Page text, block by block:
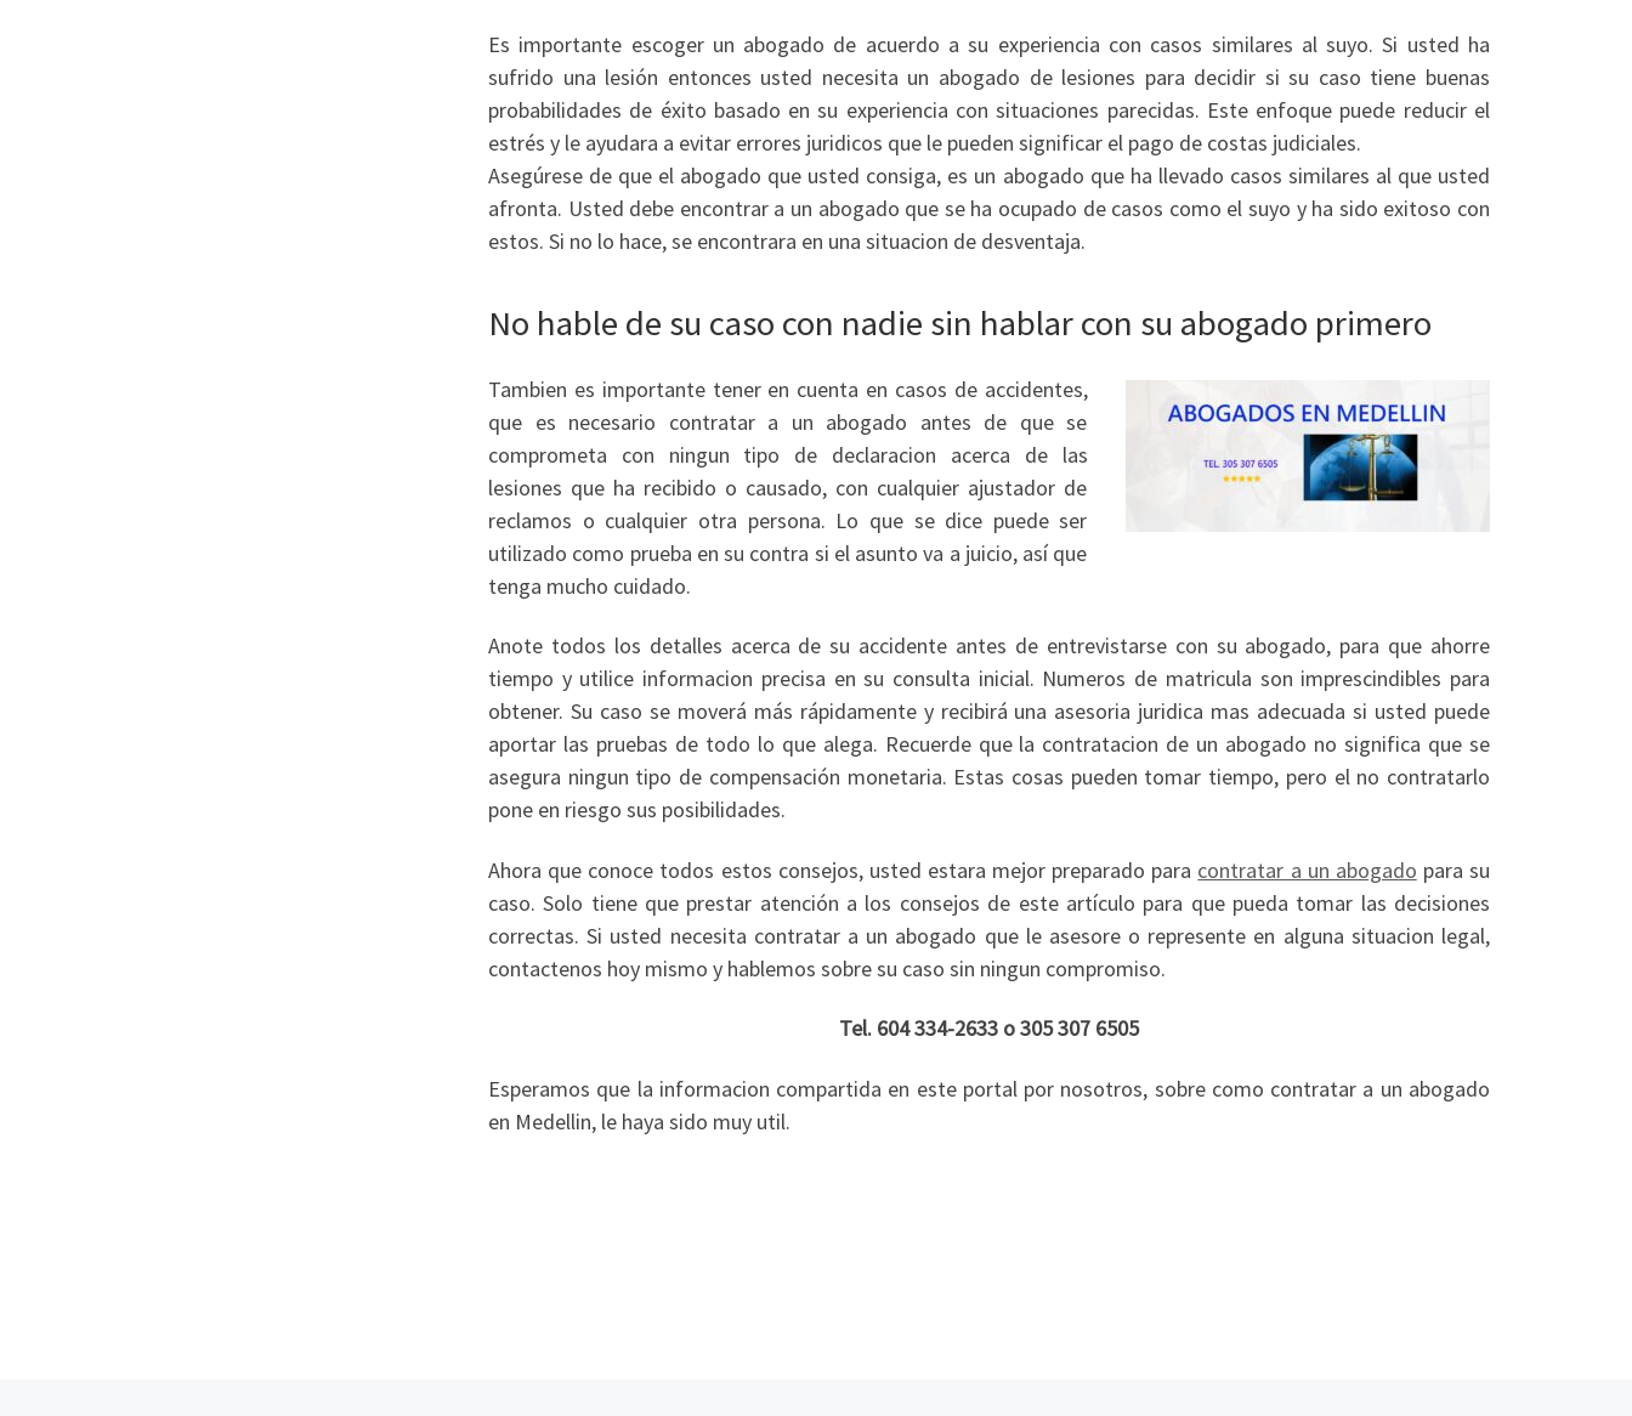
Es importante escoger un abogado de acuerdo a su experiencia con casos similares al suyo. Si usted ha
sufrido una lesión entonces usted necesita un abogado de lesiones para decidir si su caso tiene buenas
probabilidades de éxito basado en su experiencia con situaciones parecidas. Este enfoque puede reducir el
estrés y le ayudara a evitar errores juridicos que le pueden significar el pago de costas judiciales.
Asegúrese de que el abogado que usted consiga, es un abogado que ha llevado casos similares al que usted
afronta. Usted debe encontrar a un abogado que se ha ocupado de casos como el suyo y ha sido exitoso con
estos. Si no lo hace, se encontrara en una situacion de desventaja.
No hable de su caso con nadie sin hablar con su abogado primero
Tambien es importante tener en cuenta en casos de accidentes,
que es necesario contratar a un abogado antes de que se
comprometa con ningun tipo de declaracion acerca de las
lesiones que ha recibido o causado, con cualquier ajustador de
reclamos o cualquier otra persona. Lo que se dice puede ser
utilizado como prueba en su contra si el asunto va a juicio, así que
tenga mucho cuidado.
Anote todos los detalles acerca de su accidente antes de entrevistarse con su abogado, para que ahorre
tiempo y utilice informacion precisa en su consulta inicial. Numeros de matricula son imprescindibles para
obtener. Su caso se moverá más rápidamente y recibirá una asesoria juridica mas adecuada si usted puede
aportar las pruebas de todo lo que alega. Recuerde que la contratacion de un abogado no significa que se
asegura ningun tipo de compensación monetaria. Estas cosas pueden tomar tiempo, pero el no contratarlo
pone en riesgo sus posibilidades.
Ahora que conoce todos estos consejos, usted estara mejor preparado para contratar a un abogado para su
caso. Solo tiene que prestar atención a los consejos de este artículo para que pueda tomar las decisiones
correctas. Si usted necesita contratar a un abogado que le asesore o represente en alguna situacion legal,
contactenos hoy mismo y hablemos sobre su caso sin ningun compromiso.
Tel. 604 334-2633 o 305 307 6505
Esperamos que la informacion compartida en este portal por nosotros, sobre como contratar a un abogado
en Medellin, le haya sido muy util.